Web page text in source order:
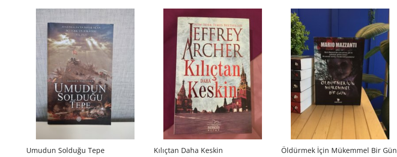
Umudun Solduğu Tepe
Kılıçtan Daha Keskin
Öldürmek İçin Mükemmel Bir Gün